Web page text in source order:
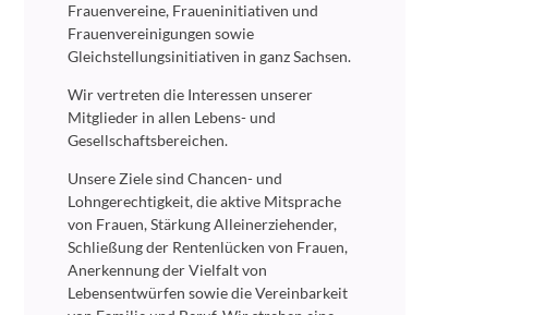
Frauenvereine, Fraueninitiativen und
Frauenvereinigungen sowie
Gleichstellungsinitiativen in ganz Sachsen.
Wir vertreten die Interessen unserer
Mitglieder in allen Lebens- und
Gesellschaftsbereichen.
Unsere Ziele sind Chancen- und
Lohngerechtigkeit, die aktive Mitsprache
von Frauen, Stärkung Alleinerziehender,
Schließung der Rentenlücken von Frauen,
Anerkennung der Vielfalt von
Lebensentwürfen sowie die Vereinbarkeit